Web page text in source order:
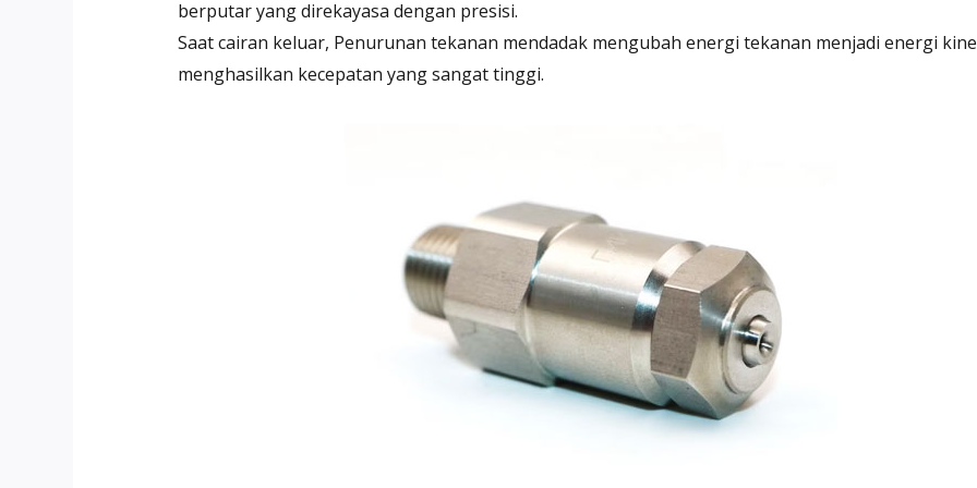
berputar yang direkayasa dengan presisi.
Saat cairan keluar, Penurunan tekanan mendadak mengubah energi tekanan menjadi energi
menghasilkan kecepatan yang sangat tinggi.